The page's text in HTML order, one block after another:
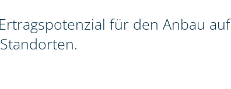
für den Anbau auf